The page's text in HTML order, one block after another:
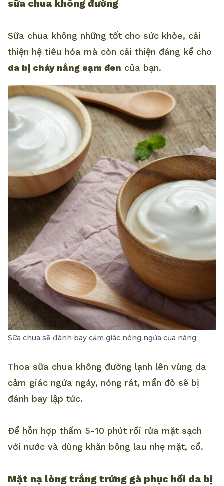
sữa chua không đường
Sữa chua không những tốt cho sức khỏe, cải
thiện hệ tiêu hóa mà còn cải thiện đáng kể cho
da bị cháy nắng sạm đen của bạn.
Sữa chua sẽ đánh bay cảm giác nóng ngứa của nàng.
Thoa sữa chua không đường lạnh lên vùng da
cảm giác ngứa ngáy, nóng rát, mẩn đỏ sẽ bị
đánh bay lập tức.
Để hỗn hợp thấm 5-10 phút rồi rửa mặt sạch
với nước và dùng khăn bông lau nhẹ mặt, cổ.
Mặt nạ lòng trắng trứng gà phục hồi da bị